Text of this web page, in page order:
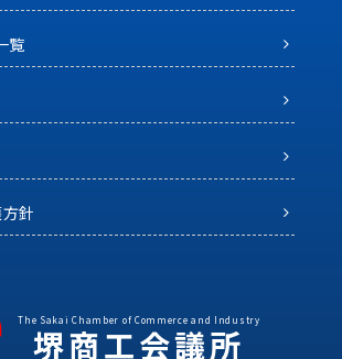
覧
針
The Sakai Chamber of Commerce and Industry
堺商工会議所